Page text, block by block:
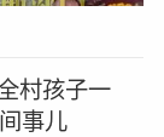
村孩子一
事儿